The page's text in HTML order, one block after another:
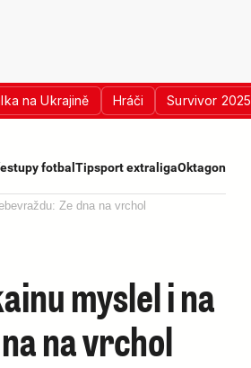
na Ukrajině Hráči Survivor 2025
fotbal Tipsport extraligaOktagon
Ze dna na vrchol
myslel i na
na vrchol